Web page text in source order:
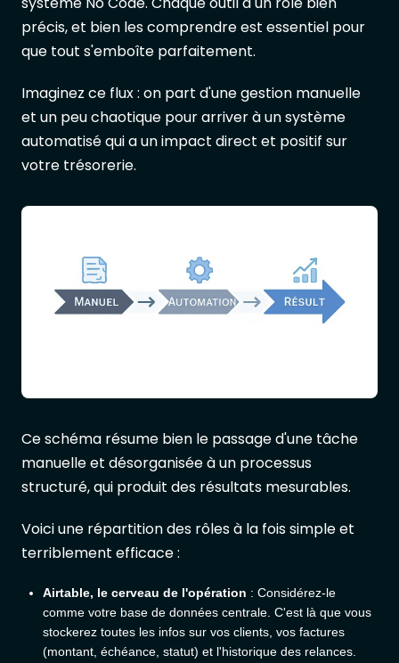
précis, et bien les comprendre est essentiel pour
que tout s'emboîte parfaitement.
Imaginez ce flux : on part d'une gestion manuelle
et un peu chaotique pour arriver à un système
automatisé qui a un impact direct et positif sur
votre trésorerie.
Ce schéma résume bien le passage d'une tâche
manuelle et désorganisée à un processus
structuré, qui produit des résultats mesurables.
Voici une répartition des rôles à la fois simple et
terriblement efficace :
Airtable, le cerveau de l'opération : Considérez-le
comme votre base de données centrale. C'est là que vous
stockerez toutes les infos sur vos clients, vos factures
(montant, échéance, statut) et l'historique des relances.